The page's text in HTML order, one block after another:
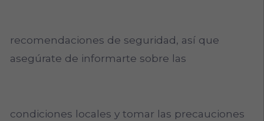
recomendaciones de seguridad, así que
asegúrate de informarte sobre las
condiciones locales y tomar las precauciones